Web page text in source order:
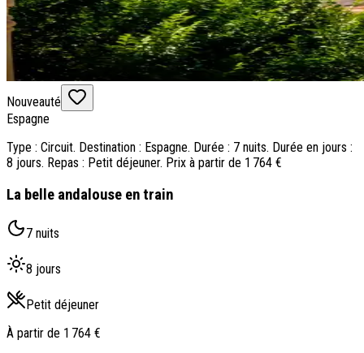
Nouveauté
Espagne
Type : Circuit. Destination : Espagne. Durée : 7 nuits. Durée en jours :
8 jours. Repas : Petit déjeuner. Prix à partir de 1 764 €
La belle andalouse en train
7 nuits
8 jours
Petit déjeuner
À partir de 1 764 €